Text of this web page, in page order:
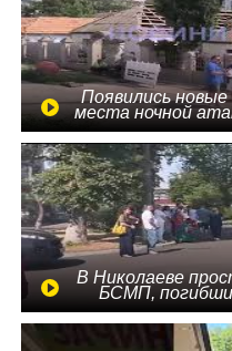
Появились
места ночной
В Николаеве
БСМП,